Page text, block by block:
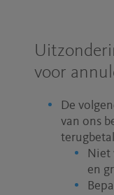
voor
De
van ons
Niet
en